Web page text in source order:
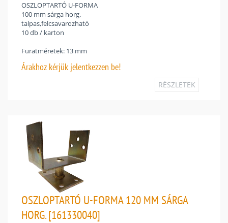
OSZLOPTARTÓ U-FORMA
100 mm sárga horg.
talpas,felcsavarozható
10 db / karton
Furatméretek: 13 mm
Árakhoz kérjük jelentkezzen be!
RÉSZLETEK
OSZLOPTARTÓ U-FORMA 120 MM SÁRGA
HORG. [161330040]